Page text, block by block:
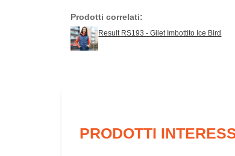
Prodotti correlati:
Result RS193 - Gilet Imbottito Ice Bird
PRODOTTI